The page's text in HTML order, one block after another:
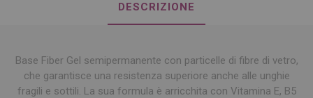
DESCRIZIONE
Base Fiber Gel semipermanente con particelle di fibre di vetro,
che garantisce una resistenza superiore anche alle unghie
fragili e sottili. La sua formula è arricchita con Vitamina E, B5